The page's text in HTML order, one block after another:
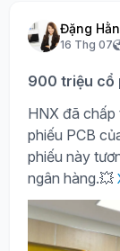
Đặng
16 Thg 07
900 triệu cổ
HNX đã
phiếu PCB
phiếu này
ngân hàng.💥